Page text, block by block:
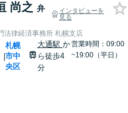
尚之 弁
インタビューを
見る
法律経済事務所 札幌支店
|
札幌
市中
央区
大通駅 か
ら徒歩4
分
営業時間：09:00
~19:00（平日）